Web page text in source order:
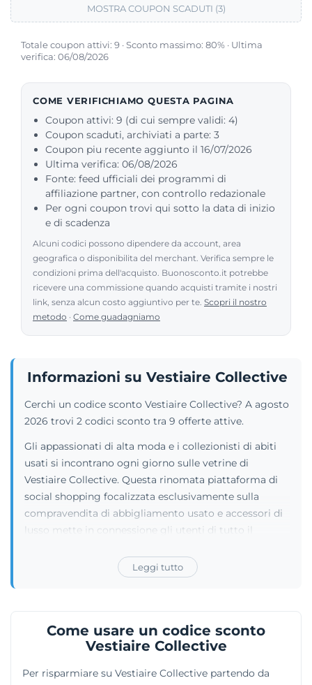
Totale coupon attivi: 9 · Sconto massimo: 80% · Ultima
verifica: 06/08/2026
COME VERIFICHIAMO QUESTA PAGINA
Coupon attivi: 9 (di cui sempre validi: 4)
Coupon scaduti, archiviati a parte: 3
Coupon piu recente aggiunto il 16/07/2026
Ultima verifica: 06/08/2026
Fonte: feed ufficiali dei programmi di
affiliazione partner, con controllo redazionale
Per ogni coupon trovi qui sotto la data di inizio
e di scadenza
Alcuni codici possono dipendere da account, area
geografica o disponibilita del merchant. Verifica sempre le
condizioni prima dell'acquisto. Buonosconto.it potrebbe
ricevere una commissione quando acquisti tramite i nostri
link, senza alcun costo aggiuntivo per te. Scopri il nostro
metodo · Come guadagniamo
MOSTRA COUPON SCADUTI (3)
Informazioni su Vestiaire Collective
Cerchi un codice sconto Vestiaire Collective? A agosto
2026 trovi 2 codici sconto tra 9 offerte attive.
Gli appassionati di alta moda e i collezionisti di abiti
usati si incontrano ogni giorno sulle vetrine di
Vestiaire Collective. Questa rinomata piattaforma di
social shopping focalizzata esclusivamente sulla
compravendita di abbigliamento usato e accessori di
lusso mette in connessione gli utenti di tutto il
scambiare articoli firmati di seconda mano.
Sfogliando le categorie si incrociano borse e capi di
l'azienda si avvale di una squadra interna di esperti che
esamina gli oggetti. Questo iter di autenticazione
l'acquirente.
Leggi tutto
Come usare un codice sconto
Vestiaire Collective
Per risparmiare su Vestiaire Collective partendo da